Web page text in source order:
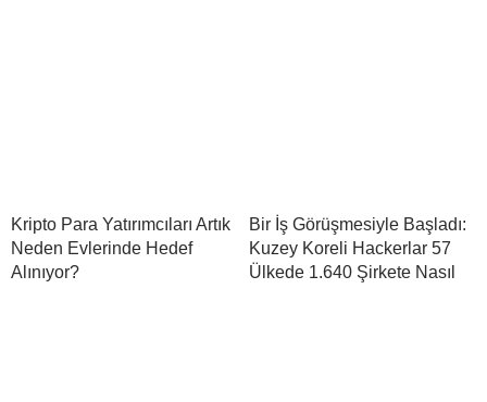
Kripto Para Yatırımcıları Artık
Neden Evlerinde Hedef
Alınıyor?
Bir İş Görüşmesiyle Başladı:
Kuzey Koreli Hackerlar 57
Ülkede 1.640 Şirkete Nasıl